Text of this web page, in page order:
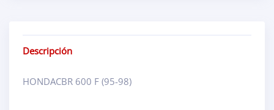
Descripción
HONDACBR 600 F (95-98)